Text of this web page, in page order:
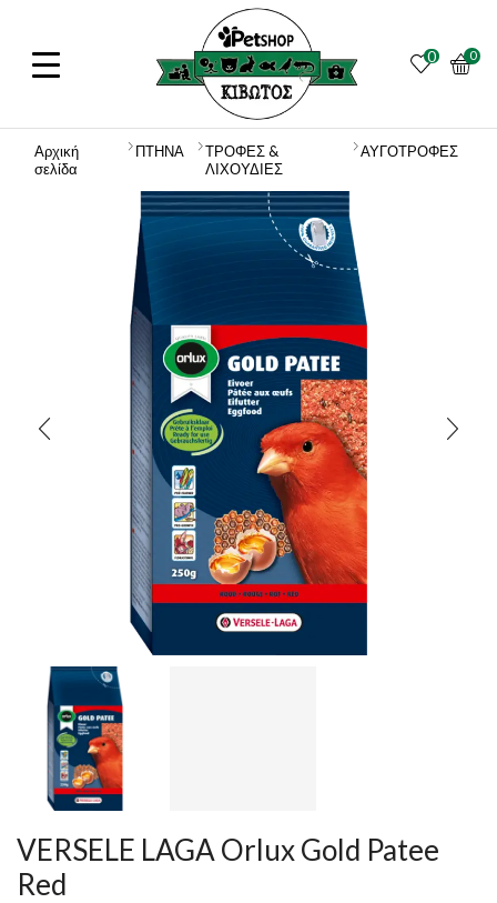
0 0
Αρχική
σελίδα
ΠΤΗΝΑ
ΤΡΟΦΕΣ &
ΛΙΧΟΥΔΙΕΣ
ΑΥΓΟΤΡΟΦΕΣ
VERSELE LAGA Orlux Gold Patee
Red